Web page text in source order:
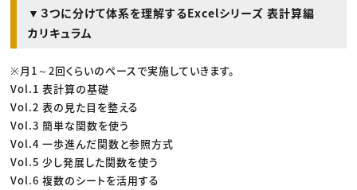
▼３つに分けて体系を理解するExcelシリーズ 表計算編
カリキュラム
※月1～2回くらいのペースで実施していきます。
Vol.1 表計算の基礎
Vol.2 表の見た目を整える
Vol.3 簡単な関数を使う
Vol.4 一歩進んだ関数と参照方式
Vol.5 少し発展した関数を使う
Vol.6 複数のシートを活用する